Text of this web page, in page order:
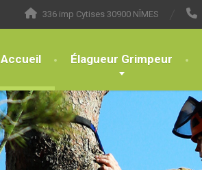
336 imp Cytises 30900 NÎMES
Accueil Élagueur Grimpeur